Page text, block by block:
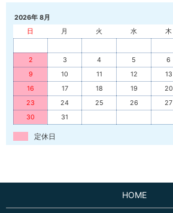
2026年 8月
日
月 火 水 木
2
3 4 5 6
9
10 11 12 13
16
17 18 19 20
23
24 25 26 27
30
31
定休日
HOME